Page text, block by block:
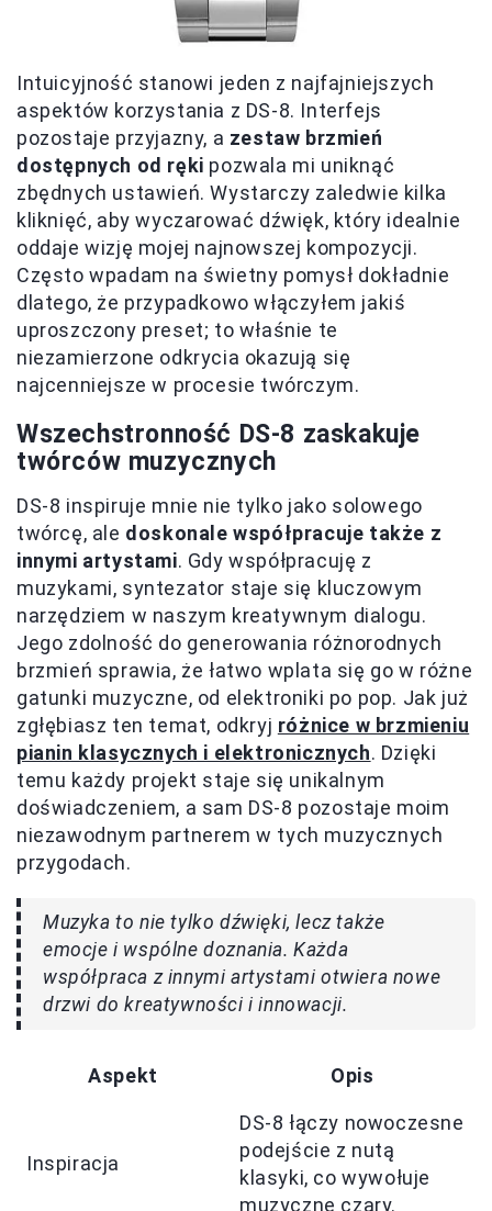
Intuicyjność stanowi jeden z najfajniejszych
aspektów korzystania z DS-8. Interfejs
pozostaje przyjazny, a zestaw brzmień
dostępnych od ręki pozwala mi uniknąć
zbędnych ustawień. Wystarczy zaledwie kilka
kliknięć, aby wyczarować dźwięk, który idealnie
oddaje wizję mojej najnowszej kompozycji.
Często wpadam na świetny pomysł dokładnie
dlatego, że przypadkowo włączyłem jakiś
uproszczony preset; to właśnie te
niezamierzone odkrycia okazują się
najcenniejsze w procesie twórczym.
Wszechstronność DS-8 zaskakuje
twórców muzycznych
DS-8 inspiruje mnie nie tylko jako solowego
twórcę, ale doskonale współpracuje także z
innymi artystami. Gdy współpracuję z
muzykami, syntezator staje się kluczowym
narzędziem w naszym kreatywnym dialogu.
Jego zdolność do generowania różnorodnych
brzmień sprawia, że łatwo wplata się go w różne
gatunki muzyczne, od elektroniki po pop. Jak już
zgłębiasz ten temat, odkryj różnice w brzmieniu
pianin klasycznych i elektronicznych. Dzięki
temu każdy projekt staje się unikalnym
doświadczeniem, a sam DS-8 pozostaje moim
niezawodnym partnerem w tych muzycznych
przygodach.
Muzyka to nie tylko dźwięki, lecz także
emocje i wspólne doznania. Każda
współpraca z innymi artystami otwiera nowe
drzwi do kreatywności i innowacji.
Aspekt Opis
Inspiracja
DS-8 łączy nowoczesne
podejście z nutą
klasyki, co wywołuje
muzyczne czary.